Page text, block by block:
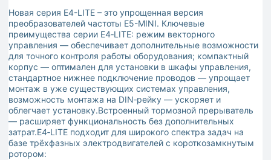
Новая серия E4-LITE – это упрощенная версия
преобразователей частоты Е5-MINI. Ключевые
преимущества серии E4‑LITE: режим векторного
управления — обеспечивает дополнительные возможности
для точного контроля работы оборудования; компактный
корпус — оптимален для установки в шкафы управления,
стандартное нижнее подключение проводов — упрощает
монтаж в уже существующих системах управления,
возможность монтажа на DIN‑рейку — ускоряет и
облегчает установку.Встроенный тормозной прерыватель
— расширяет функциональность без дополнительных
затрат.E4‑LITE подходит для широкого спектра задач на
базе трёхфазных электродвигателей с короткозамкнутым
ротором: